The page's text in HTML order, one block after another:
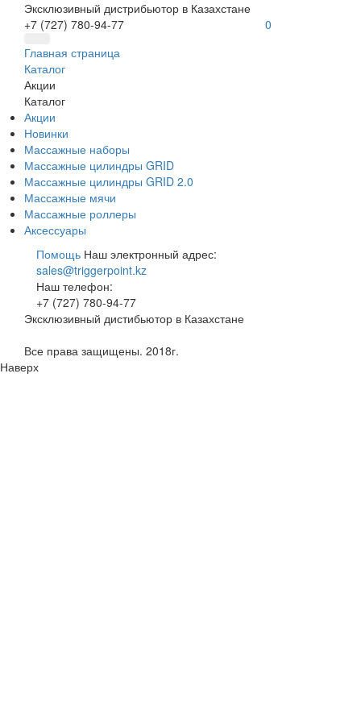
Эксклюзивный дистрибьютор в Казахстане
+7 (727) 780-94-77
0
Главная страница
Каталог
Акции
Каталог
Акции
Новинки
Массажные наборы
Массажные цилиндры GRID
Массажные цилиндры GRID 2.0
Массажные мячи
Массажные роллеры
Аксессуары
Помощь Наш электронный адрес:
sales@triggerpoint.kz
Наш телефон:
+7 (727) 780-94-77
Эксклюзивный дистибьютор в Казахстане
Все права защищены. 2018г.
Наверх